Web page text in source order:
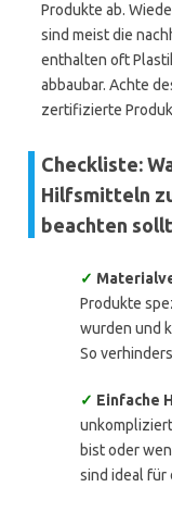
Produkte ab.
sind meist die
enthalten oft
abbaubar. Achte
zertifizierte
Checkliste:
Hilfsmitteln
beachten
✓
Produkte
wurden und
So
✓ Einfache
bist oder
sind ideal für